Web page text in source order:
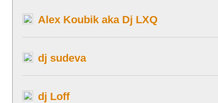
Alex Koubik aka Dj LXQ
dj sudeva
dj Loff